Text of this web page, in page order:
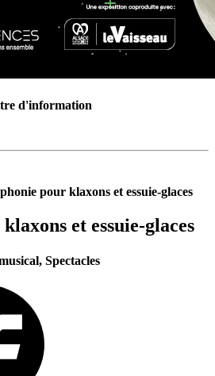
d'information
pour klaxons et essuie-glaces
et essuie-glaces
Spectacles